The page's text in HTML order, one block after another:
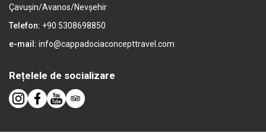
Çavuşin/Avanos/Nevşehir
Telefon: +90 5308698850
e-mail: info@cappadociaconcepttravel.com
Rețelele de socializare